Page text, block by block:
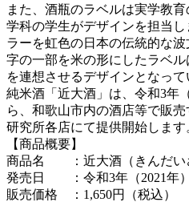
また、酒瓶のラベルは実学教
学科の学生がデザインを担当
ラーを虹色の日本の伝統的な
字の一部を米の形にしたラベ
を連想させるデザインとなって
純米酒「近大酒」は、令和3年
ら、和歌山市内の酒店等で販
研究所各店にて提供開始します
【商品概要】
商品名 ：近大酒（きんだいさ
発売日 ：令和3年（2021年）
販売価格 ：1,650円（税込）